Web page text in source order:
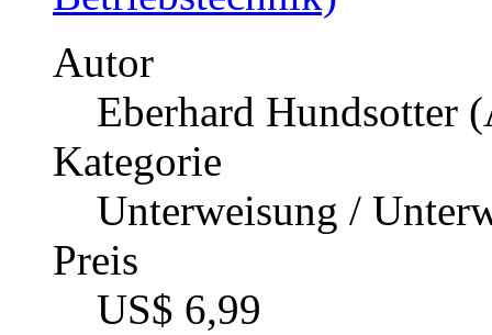
Autor
Eberhard Hundsotter
Kategorie
Unterweisung /
Preis
US$ 6,99